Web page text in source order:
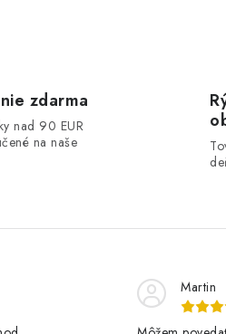
zdarma
nad 90 EUR
na naše
Martin